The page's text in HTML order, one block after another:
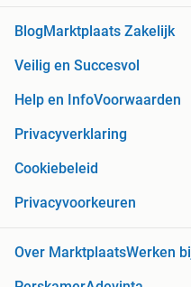
BlogMarktplaats Zakelijk
Veilig en Succesvol
Help en InfoVoorwaarden
Privacyverklaring
Cookiebeleid
Privacyvoorkeuren
Over MarktplaatsWerken